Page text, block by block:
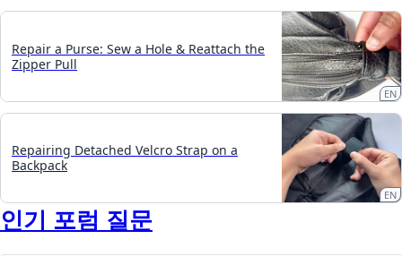
Repair a Purse: Sew a Hole & Reattach the
Zipper Pull
EN
Repairing Detached Velcro Strap on a
Backpack
EN
인기 포럼 질문